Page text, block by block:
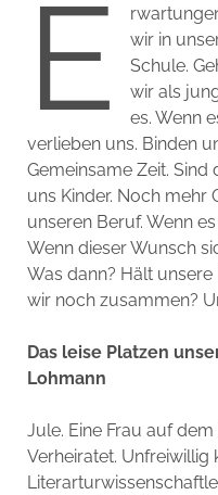
E
wir in
Schule.
wir als
es. Wenn
verlieben uns. Binden
Gemeinsame Zeit. Sind
uns Kinder. Noch mehr
unseren Beruf. Wenn
Wenn dieser Wunsch
Was dann? Hält
wir noch zusammen?
Das leise Platzen
Lohmann
Jule. Eine Frau auf
Verheiratet. Unfreiwillig